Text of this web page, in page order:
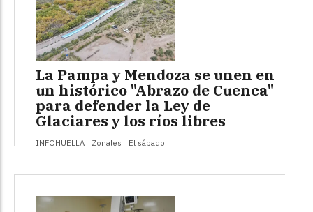
La Pampa y Mendoza se unen en
un histórico "Abrazo de Cuenca"
para defender la Ley de
Glaciares y los ríos libres
INFOHUELLA Zonales El sábado